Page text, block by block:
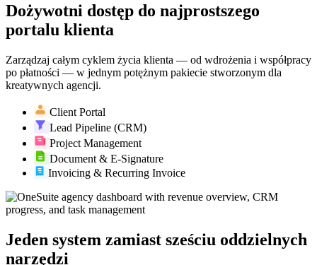
Dożywotni dostęp do najprostszego
portalu klienta
Zarządzaj całym cyklem życia klienta — od wdrożenia i współpracy
po płatności — w jednym potężnym pakiecie stworzonym dla
kreatywnych agencji.
Client Portal
Lead Pipeline (CRM)
Project Management
Document & E-Signature
Invoicing & Recurring Invoice
Jeden system zamiast sześciu oddzielnych
narzędzi